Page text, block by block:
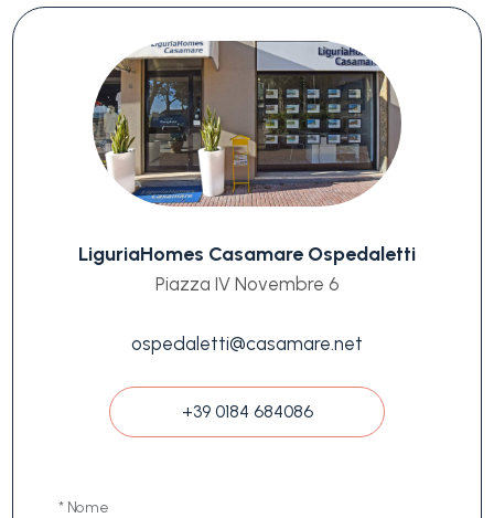
LiguriaHomes Casamare Ospedaletti
Piazza IV Novembre 6
ospedaletti@casamare.net
+39 0184 684086
* Nome